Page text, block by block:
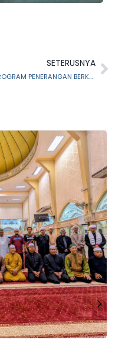
SETERUSNYA
PROGRAM PENERANGAN BERKAITAN ISU KALIMAH ALLAH